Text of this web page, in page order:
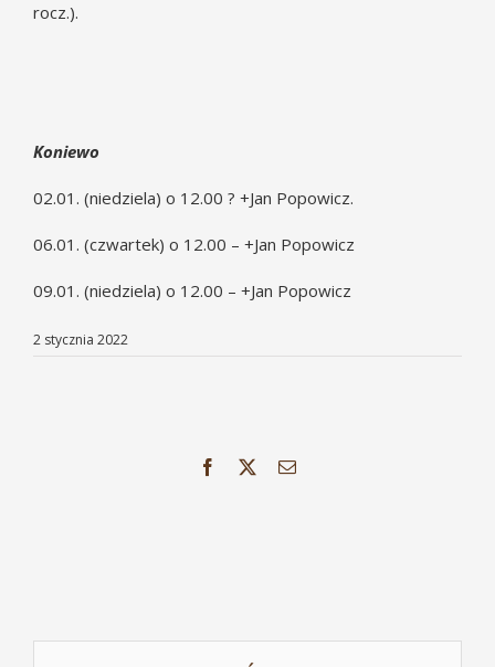
rocz.).
Koniewo
02.01. (niedziela) o 12.00 ? +Jan Popowicz.
06.01. (czwartek) o 12.00 – +Jan Popowicz
09.01. (niedziela) o 12.00 – +Jan Popowicz
2 stycznia 2022
Facebook Email